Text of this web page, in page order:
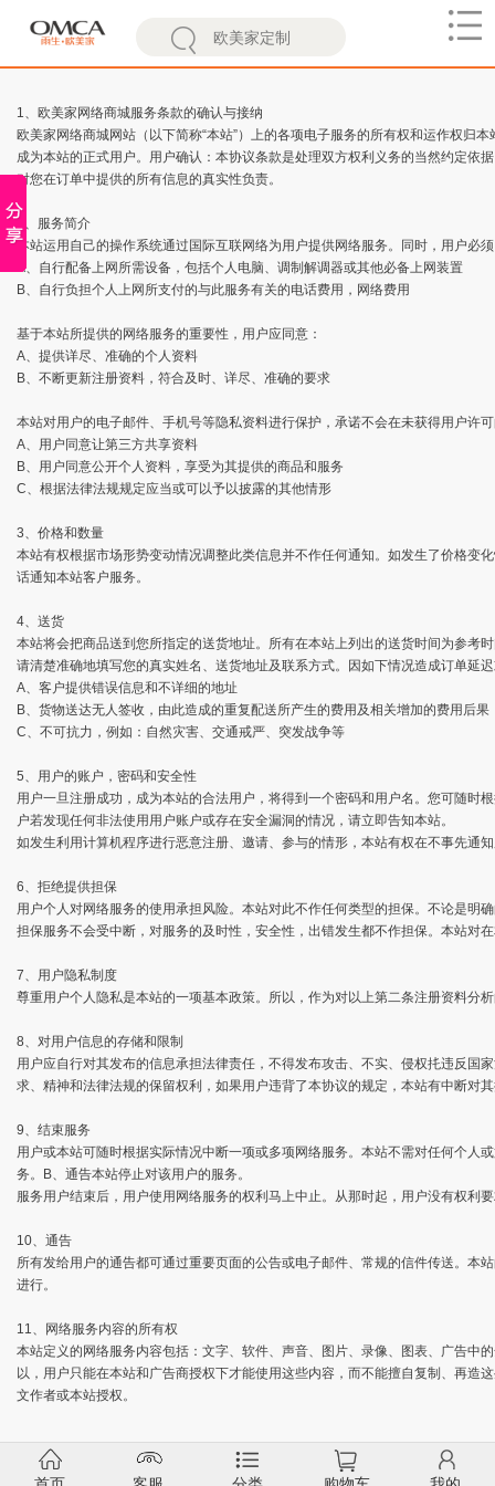
欧
家
1、欧美家网络商城服务条款的确认与接纳
欧美家网络商城网站（以下简称“本站”）上的各项电子服务的所有权和运作权归
成为本站的正式用户。用户确认：本协议条款是处理双方权利义务的当然约定依
对您在订单中提供的所有信息的真实性负责。
2、服务简介
本站运用自己的操作系统通过国际互联网络为用户提供网络服务。同时，用户必
A、自行配备上网所需设备，包括个人电脑、调制解调器或其他必备上网装置
B、自行负担个人上网所支付的与此服务有关的电话费用，网络费用
基于本站所提供的网络服务的重要性，用户应同意：
A、提供详尽、准确的个人资料
B、不断更新注册资料，符合及时、详尽、准确的要求
本站对用户的电子邮件、手机号等隐私资料进行保护，承诺不会在未获得用户许
A、用户同意让第三方共享资料
B、用户同意公开个人资料，享受为其提供的商品和服务
C、根据法律法规规定应当或可以予以披露的其他情形
3、价格和数量
本站有权根据市场形势变动情况调整此类信息并不作任何通知。如发生了价格变
话通知本站客户服务。
4、送货
本站将会把商品送到您所指定的送货地址。所有在本站上列出的送货时间为参考
请清楚准确地填写您的真实姓名、送货地址及联系方式。因如下情况造成订单延
A、客户提供错误信息和不详细的地址
B、货物送达无人签收，由此造成的重复配送所产生的费用及相关增加的费用后果
C、不可抗力，例如：自然灾害、交通戒严、突发战争等
5、用户的账户，密码和安全性
用户一旦注册成功，成为本站的合法用户，将得到一个密码和用户名。您可随时
户若发现任何非法使用用户账户或存在安全漏洞的情况，请立即告知本站。
如发生利用计算机程序进行恶意注册、邀请、参与的情形，本站有权在不事先通
6、拒绝提供担保
用户个人对网络服务的使用承担风险。本站对此不作任何类型的担保。不论是明
担保服务不会受中断，对服务的及时性，安全性，出错发生都不作担保。本站对
7、用户隐私制度
尊重用户个人隐私是本站的一项基本政策。所以，作为对以上第二条注册资料分
8、对用户信息的存储和限制
用户应自行对其发布的信息承担法律责任，不得发布攻击、不实、侵权扥违反国
求、精神和法律法规的保留权利，如果用户违背了本协议的规定，本站有中断对
9、结束服务
用户或本站可随时根据实际情况中断一项或多项网络服务。本站不需对任何个人
务。B、通告本站停止对该用户的服务。
服务用户结束后，用户使用网络服务的权利马上中止。从那时起，用户没有权利
10、通告
所有发给用户的通告都可通过重要页面的公告或电子邮件、常规的信件传送。本
进行。
11、网络服务内容的所有权
本站定义的网络服务内容包括：文字、软件、声音、图片、录像、图表、广告中
以，用户只能在本站和广告商授权下才能使用这些内容，而不能擅自复制、再
文作者或本站授权。